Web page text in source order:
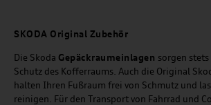
SKODA Original Zubehör
Die Skoda Gepäckraumeinlagen sorgen
Schutz des Kofferraums. Auch die Original
halten Ihren Fußraum frei von Schmutz und
reinigen. Für den Transport von Fahrrad und